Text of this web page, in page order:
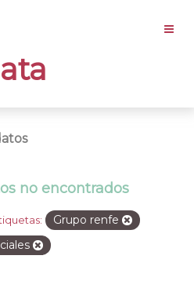
no encontrados
Grupo renfe